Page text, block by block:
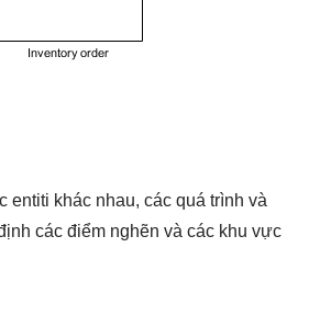
khác nhau, các quá trình và
các điểm nghẽn và các khu vực